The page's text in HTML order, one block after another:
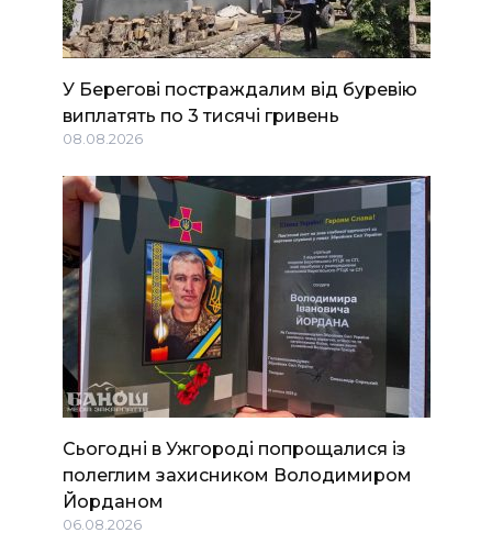
У Берегові постраждалим від буревію
виплатять по 3 тисячі гривень
08.08.2026
Сьогодні в Ужгороді попрощалися із
полеглим захисником Володимиром
Йорданом
06.08.2026